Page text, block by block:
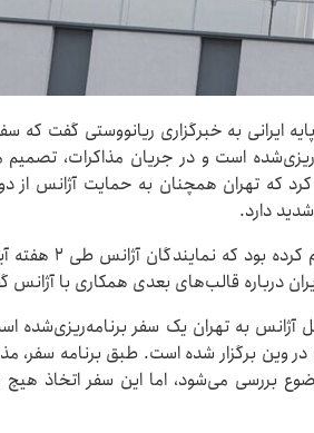
ایرانی به خبرگزاری ریانووستی گفت که
است و در جریان مذاکرات،
که تهران همچنان به حمایت آژانس از
دارد.
پیش‌تر وزارت امور
درباره قالب‌های بعدی همکاری با
وین برگزار شده است. طبق برنامه سفر،
بررسی می‌شود، اما این سفر اتخاذ